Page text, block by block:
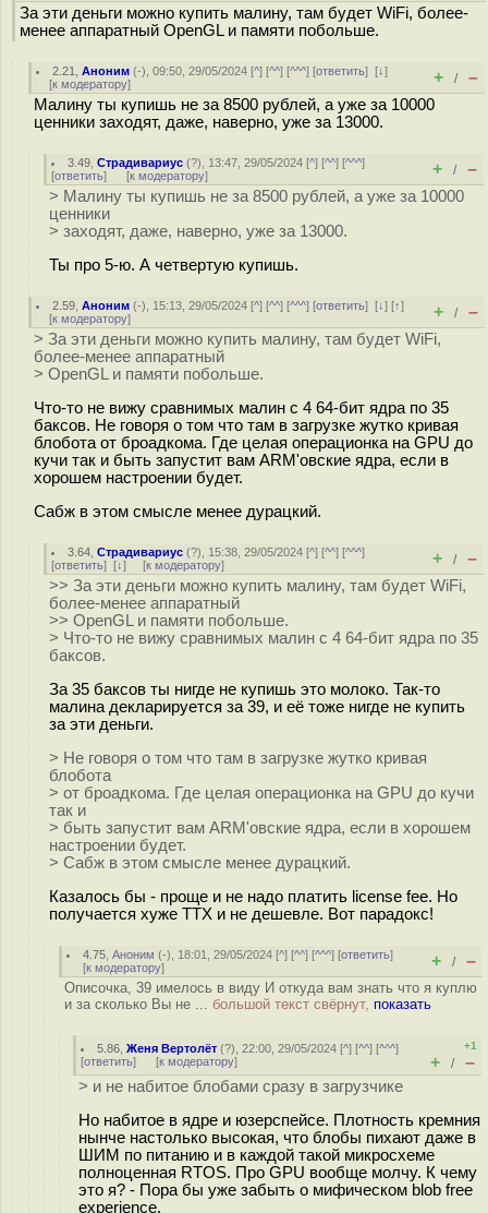
За эти деньги можно купить малину, там будет WiFi, более-
менее аппаратный OpenGL и памяти побольше.
2.21 ,Аноним (-), 09:50, 29/05/2024 [^] [^^] [^^^] [ответить][↓]
[к модератору] + / –
Малину ты купишь не за 8500 рублей, а уже за 10000
ценники заходят, даже, наверно, уже за 13000.
3.49 ,Страдивариус (?), 13:47, 29/05/2024 [^] [^^] [^^^]
[ответить] [к модератору] + / –
> Малину ты купишь не за 8500 рублей, а уже за 10000
ценники
> заходят, даже, наверно, уже за 13000.
Ты про 5-ю. А четвертую купишь.
2.59 ,Аноним (-), 15:13, 29/05/2024 [^] [^^] [^^^] [ответить][↓] [↑]
[к модератору] + / –
> За эти деньги можно купить малину, там будет WiFi,
более-менее аппаратный
> OpenGL и памяти побольше.
Что-то не вижу сравнимых малин с 4 64-бит ядра по 35
баксов. Не говоря о том что там в загрузке жутко кривая
блобота от броадкома. Где целая операционка на GPU до
кучи так и быть запустит вам ARM'овские ядра, если в
хорошем настроении будет.
Сабж в этом смысле менее дурацкий.
3.64 ,Страдивариус (?), 15:38, 29/05/2024 [^] [^^] [^^^]
[ответить] [↓] [к модератору] + / –
>> За эти деньги можно купить малину, там будет WiFi,
более-менее аппаратный
>> OpenGL и памяти побольше.
> Что-то не вижу сравнимых малин с 4 64-бит ядра по 35
баксов.
За 35 баксов ты нигде не купишь это молоко. Так-то
малина декларируется за 39, и её тоже нигде не купить
за эти деньги.
> Не говоря о том что там в загрузке жутко кривая
блобота
> от броадкома. Где целая операционка на GPU до кучи
так и
> быть запустит вам ARM'овские ядра, если в хорошем
настроении будет.
> Сабж в этом смысле менее дурацкий.
Казалось бы - проще и не надо платить license fee. Но
получается хуже ТТХ и не дешевле. Вот парадокс!
4.75 ,Аноним (-), 18:01, 29/05/2024 [^] [^^] [^^^] [ответить]
[к модератору] + / –
Описочка, 39 имелось в виду И откуда вам знать что я куплю
и за сколько Вы не ... большой текст свёрнут, показать
5.86 ,Женя Вертолёт (?), 22:00, 29/05/2024 [^] [^^] [^^^]
[ответить] [к модератору]
+1
+ / –
> и не набитое блобами сразу в загрузчике
Но набитое в ядре и юзерспейсе. Плотность кремния
нынче настолько высокая, что блобы пихают даже в
ШИМ по питанию и в каждой такой микросхеме
полноценная RTOS. Про GPU вообще молчу. К чему
это я? - Пора бы уже забыть о мифическом blob free
experience.